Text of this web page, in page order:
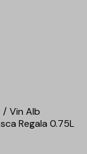
Vin Alb
Regala 0.75L